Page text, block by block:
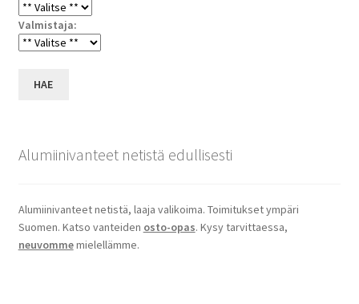
Valmistaja:
HAE
Alumiinivanteet netistä edullisesti
Alumiinivanteet netistä, laaja valikoima. Toimitukset ympäri
Suomen. Katso vanteiden osto-opas. Kysy tarvittaessa,
neuvommemielellämme.